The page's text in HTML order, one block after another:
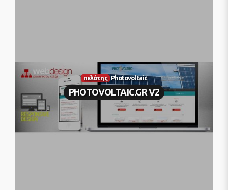
πελάτης Photovoltaic
PHOTOVOLTAIC.GR V2